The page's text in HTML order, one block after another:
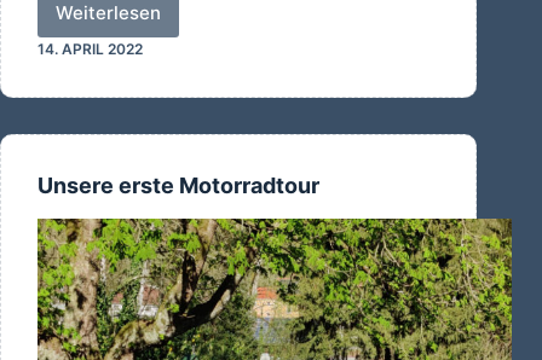
Weiterlesen
Endlich…
Urlaub
14. APRIL 2022
Unsere erste Motorradtour